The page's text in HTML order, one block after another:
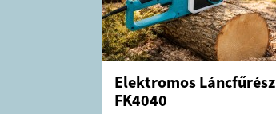
Elektromos Láncfűrész
FK4040